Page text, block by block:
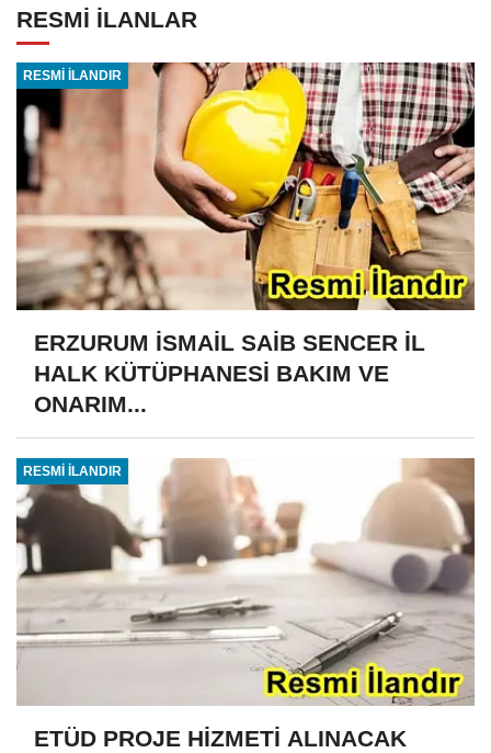
RESMİ İLANLAR
RESMİ İLANDIR
ERZURUM İSMAİL SAİB SENCER İL
HALK KÜTÜPHANESİ BAKIM VE
ONARIM...
RESMİ İLANDIR
ETÜD PROJE HİZMETİ ALINACAK